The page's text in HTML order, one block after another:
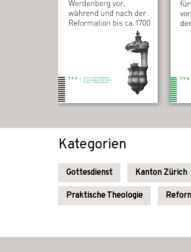
Kategorien
Gottesdienst Kanton Zürich
Praktische Theologie